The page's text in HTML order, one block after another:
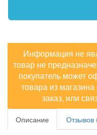
Информация не
товар не
покупатель может
товара из
заказ, или
Описание
Отзывов